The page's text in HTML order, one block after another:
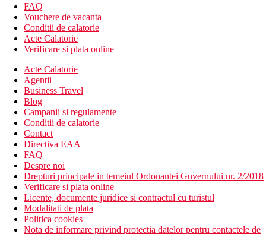
FAQ
Vouchere de vacanta
Conditii de calatorie
Acte Calatorie
Verificare si plata online
Acte Calatorie
Agentii
Business Travel
Blog
Campanii si regulamente
Conditii de calatorie
Contact
Directiva EAA
FAQ
Despre noi
Drepturi principale in temeiul Ordonantei Guvernului nr. 2/2018
Verificare si plata online
Licente, documente juridice si contractul cu turistul
Modalitati de plata
Politica cookies
Nota de informare privind protectia datelor pentru contactele de